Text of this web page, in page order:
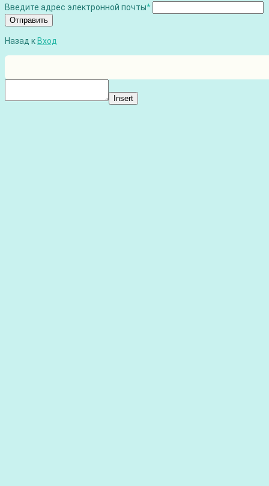
Введите адрес электронной почты*
Отправить
Назад к Вход
Insert